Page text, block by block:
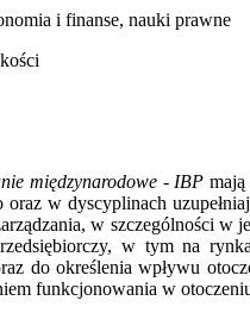
i finanse, nauki prawne
międzynarodowe - IBP
oraz w dyscyplinach
w szczególności
w tym na
do określenia wpływu
funkcjonowania w